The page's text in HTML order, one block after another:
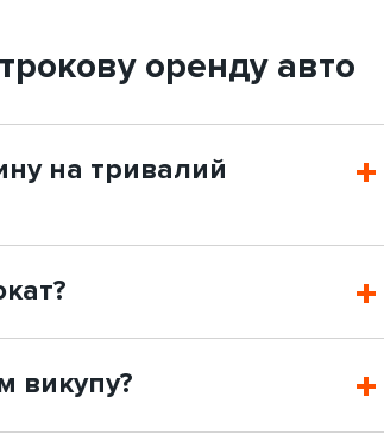
оренду авто
на тривалий
викупу?